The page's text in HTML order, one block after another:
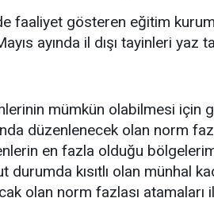
faaliyet gösteren eğitim
ayında il dışı tayinleri yaz
mümkün olabilmesi için
düzenlenecek olan norm
en fazla olduğu
kısıtlı olan münhal
olan norm fazlası atamaları